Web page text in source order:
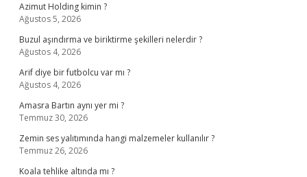
Azimut Holding kimin ?
Ağustos 5, 2026
Buzul aşındırma ve biriktirme şekilleri nelerdir ?
Ağustos 4, 2026
Arif diye bir futbolcu var mı ?
Ağustos 4, 2026
Amasra Bartın aynı yer mi ?
Temmuz 30, 2026
Zemin ses yalıtımında hangi malzemeler kullanılır ?
Temmuz 26, 2026
Koala tehlike altında mı ?